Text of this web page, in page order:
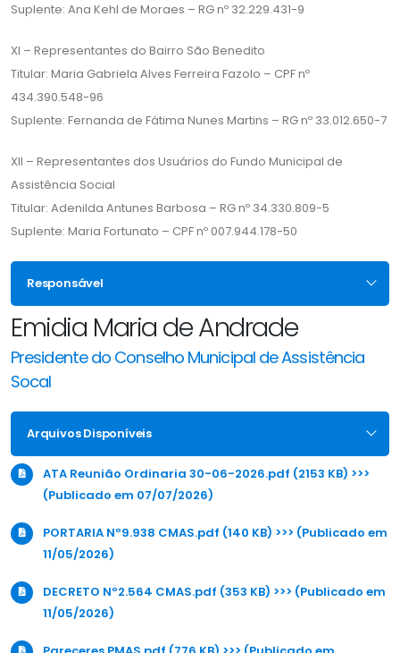
Suplente: Ana Kehl de Moraes – RG nº 32.229.431-9
XI – Representantes do Bairro São Benedito
Titular: Maria Gabriela Alves Ferreira Fazolo – CPF nº
434.390.548-96
Suplente: Fernanda de Fátima Nunes Martins – RG nº 33.012.650-7
XII – Representantes dos Usuários do Fundo Municipal de
Assistência Social
Titular: Adenilda Antunes Barbosa – RG nº 34.330.809-5
Suplente: Maria Fortunato – CPF nº 007.944.178-50
Responsável
Emidia Maria de Andrade
Presidente do Conselho Municipal de Assistência
Socal
Arquivos Disponíveis
ATA Reunião Ordinaria 30-06-2026.pdf (2153 KB) >>>
(Publicado em 07/07/2026)
PORTARIA Nº9.938 CMAS.pdf (140 KB) >>> (Publicado em
11/05/2026)
DECRETO Nº2.564 CMAS.pdf (353 KB) >>> (Publicado em
11/05/2026)